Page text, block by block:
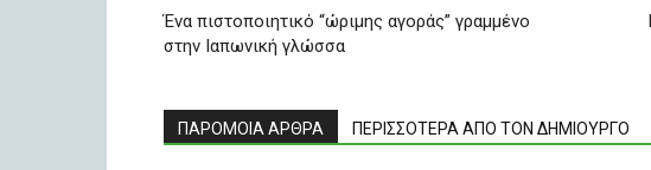
Ένα πιστοποιητικό “ώριμης αγοράς” γραμμένο
στην Ιαπωνική γλώσσα
ΠΑΡΟΜΟΙΑ ΑΡΘΡΑ ΠΕΡΙΣΣΟΤΕΡΑ ΑΠΟ ΤΟΝ ΔΗΜΙΟΥΡΓΟ